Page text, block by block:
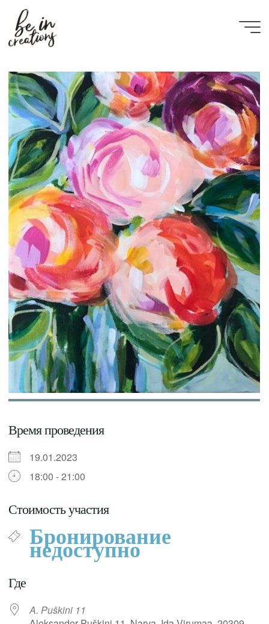
Время проведения
19.01.2023
18:00 - 21:00
Стоимость участия
Бронирование
недоступно
Где
A. Puškini 11